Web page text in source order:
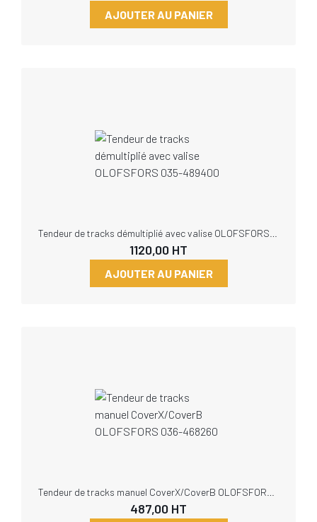
AJOUTER AU PANIER
1120,00 HT
AJOUTER AU PANIER
487,00 HT